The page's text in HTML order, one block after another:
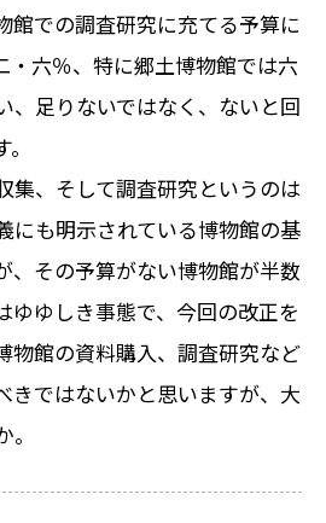
館での調査研究に充てる予算に
・六％、特に郷土博物館では六
、足りないではなく、ないと回
集、そして調査研究というのは
にも明示されている博物館の基
、その予算がない博物館が半数
ゆゆしき事態で、今回の改正を
物館の資料購入、調査研究など
きではないかと思いますが、大